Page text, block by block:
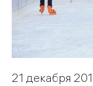
21 декабря